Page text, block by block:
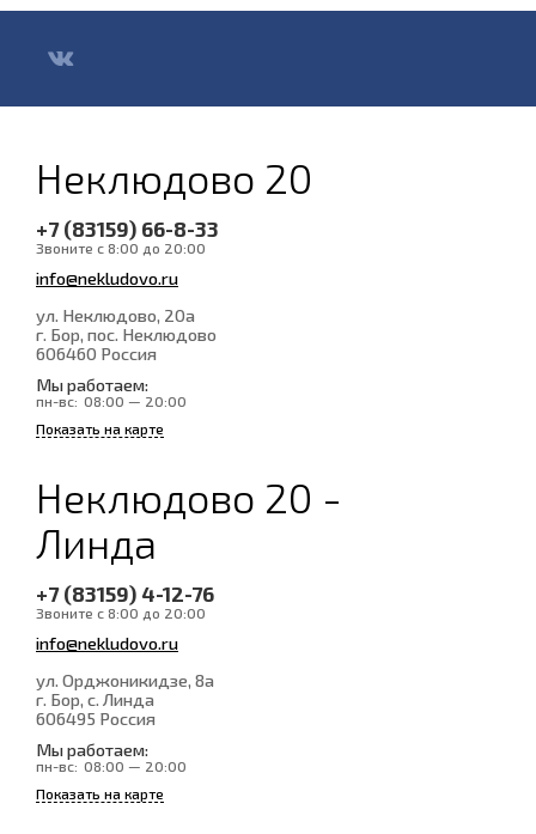
Неклюдово 20
+7 (83159) 66-8-33
Звоните с 8:00 до 20:00
info@nekludovo.ru
ул. Неклюдово, 20а
г. Бор, пос. Неклюдово
606460 Россия
Мы работаем:
пн-вс: 08:00 — 20:00
Показать на карте
Неклюдово 20 -
Линда
+7 (83159) 4-12-76
Звоните с 8:00 до 20:00
info@nekludovo.ru
ул. Орджоникидзе, 8а
г. Бор, с. Линда
606495 Россия
Мы работаем:
пн-вс: 08:00 — 20:00
Показать на карте